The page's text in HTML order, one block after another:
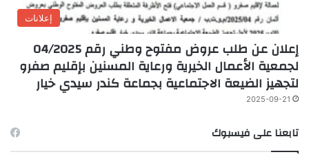
إعلانات
إعلان عن طلب عروض مفتوح وطني رقم 04/2025
لجمعية الأعمال الخيرية ورعاية المسنين بإقليم صفرو
لتجهيز الضيعة الاجتماعية بجماعة كندر سيدي خيار
2025-09-21
تابعنا على فيسبوك